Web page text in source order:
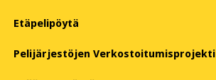
Etäpelipöytä
Pelijärjestöjen Verkostoitumisprojekti